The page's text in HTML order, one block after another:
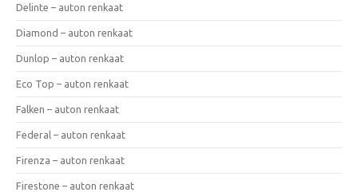
Delinte – auton renkaat
Diamond – auton renkaat
Dunlop – auton renkaat
Eco Top – auton renkaat
Falken – auton renkaat
Federal – auton renkaat
Firenza – auton renkaat
Firestone – auton renkaat